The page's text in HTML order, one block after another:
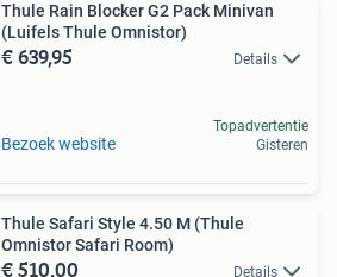
Thule Rain Blocker G2 Pack Minivan
(Luifels Thule Omnistor)
€ 639,95 Details
Bezoek website
Topadvertentie
Gisteren
Thule Safari Style 4.50 M (Thule
Omnistor Safari Room)
€ 510,00 Details